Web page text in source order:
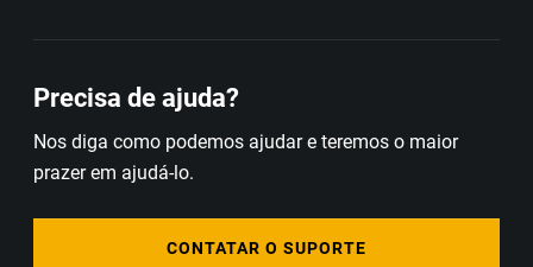
Precisa de ajuda?
Nos diga como podemos ajudar e teremos o maior
prazer em ajudá-lo.
CONTATAR O SUPORTE